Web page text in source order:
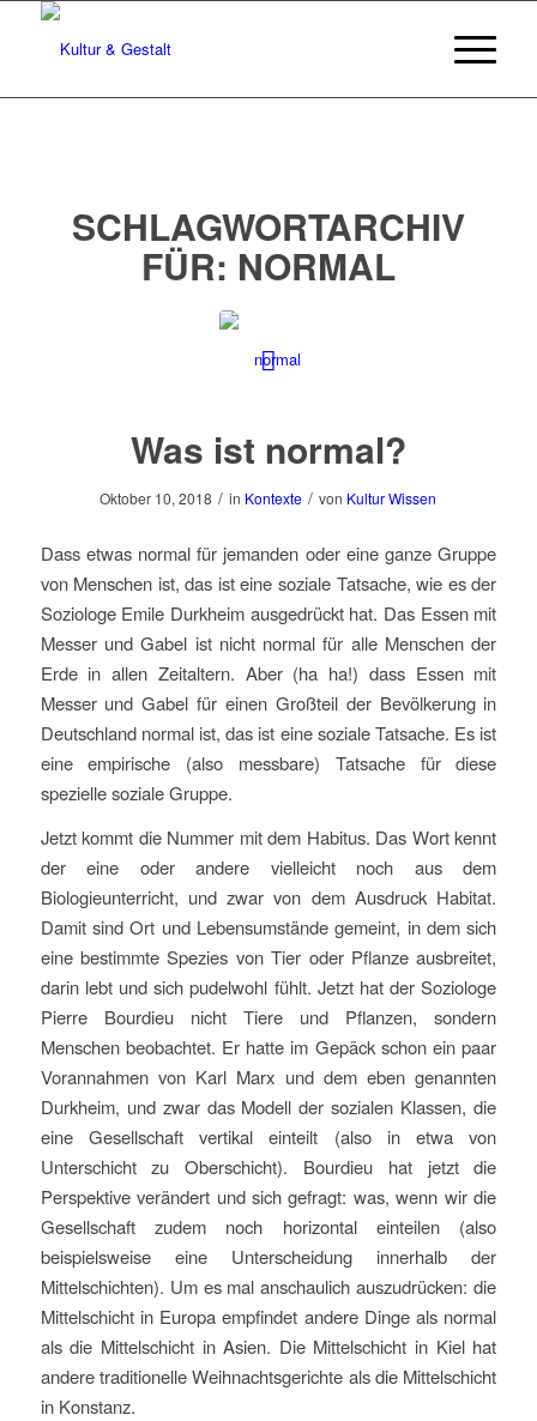
SCHLAGWORTARCHIV
FÜR: NORMAL
Was ist normal?
Oktober 10, 2018 / in Kontexte / von Kultur Wissen
Dass etwas normal für jemanden oder eine ganze Gruppe
von Menschen ist, das ist eine soziale Tatsache, wie es der
Soziologe Emile Durkheim ausgedrückt hat. Das Essen mit
Messer und Gabel ist nicht normal für alle Menschen der
Erde in allen Zeitaltern. Aber (ha ha!) dass Essen mit
Messer und Gabel für einen Großteil der Bevölkerung in
Deutschland normal ist, das ist eine soziale Tatsache. Es ist
eine empirische (also messbare) Tatsache für diese
spezielle soziale Gruppe.
Jetzt kommt die Nummer mit dem Habitus. Das Wort kennt
der eine oder andere vielleicht noch aus dem
Biologieunterricht, und zwar von dem Ausdruck Habitat.
Damit sind Ort und Lebensumstände gemeint, in dem sich
eine bestimmte Spezies von Tier oder Pflanze ausbreitet,
darin lebt und sich pudelwohl fühlt. Jetzt hat der Soziologe
Pierre Bourdieu nicht Tiere und Pflanzen, sondern
Menschen beobachtet. Er hatte im Gepäck schon ein paar
Vorannahmen von Karl Marx und dem eben genannten
Durkheim, und zwar das Modell der sozialen Klassen, die
eine Gesellschaft vertikal einteilt (also in etwa von
Unterschicht zu Oberschicht). Bourdieu hat jetzt die
Perspektive verändert und sich gefragt: was, wenn wir die
Gesellschaft zudem noch horizontal einteilen (also
beispielsweise eine Unterscheidung innerhalb der
Mittelschichten). Um es mal anschaulich auszudrücken: die
Mittelschicht in Europa empfindet andere Dinge als normal
als die Mittelschicht in Asien. Die Mittelschicht in Kiel hat
andere traditionelle Weihnachtsgerichte als die Mittelschicht
in Konstanz.